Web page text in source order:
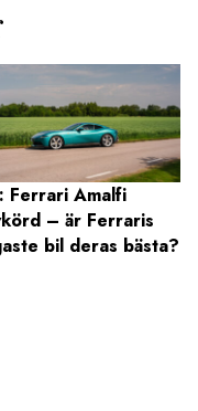
Ferrari Amalfi
– är Ferraris
bil deras bästa?